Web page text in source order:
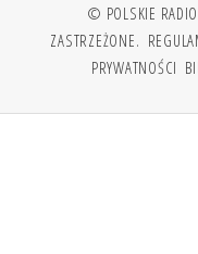
© POLSKIE
ZASTRZEŻONE.
PRYWATNOŚCI